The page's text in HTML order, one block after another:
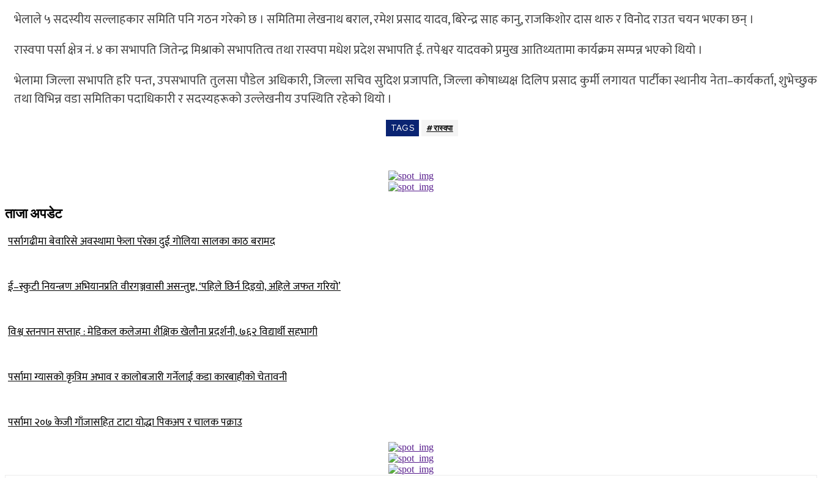
भेलाले ५ सदस्यीय सल्लाहकार समिति पनि गठन गरेको छ । समितिमा लेखनाथ बराल, रमेश प्रसाद यादव, बिरेन्द्र साह कानु, राजकिशोर दास थारु र विनोद राउत चयन भएका छन् ।
रास्वपा पर्सा क्षेत्र नं. ४ का सभापति जितेन्द्र मिश्राको सभापतित्व तथा रास्वपा मधेश प्रदेश सभापति ई. तपेश्वर यादवको प्रमुख आतिथ्यतामा कार्यक्रम सम्पन्न भएको थियो ।
भेलामा जिल्ला सभापति हरि पन्त, उपसभापति तुलसा पौडेल अधिकारी, जिल्ला सचिव सुदिश प्रजापति, जिल्ला कोषाध्यक्ष दिलिप प्रसाद कुर्मी लगायत पार्टीका स्थानीय नेता–कार्यकर्ता, शुभेच्छुक
तथा विभिन्न वडा समितिका पदाधिकारी र सदस्यहरूको उल्लेखनीय उपस्थिति रहेको थियो ।
TAGS #रास्वपा
ताजा अपडेट
पर्सागढीमा बेवारिसे अवस्थामा फेला परेका दुई गोलिया सालका काठ बरामद
ई–स्कुटी नियन्त्रण अभियानप्रति वीरगञ्जवासी असन्तुष्ट, ‘पहिले छिर्न दिइयो, अहिले जफत गरियो’
विश्व स्तनपान सप्ताह : मेडिकल कलेजमा शैक्षिक खेलौना प्रदर्शनी, ७६२ विद्यार्थी सहभागी
पर्सामा ग्यासको कृत्रिम अभाव र कालोबजारी गर्नेलाई कडा कारबाहीको चेतावनी
पर्सामा २०७ केजी गाँजासहित टाटा योद्धा पिकअप र चालक पक्राउ